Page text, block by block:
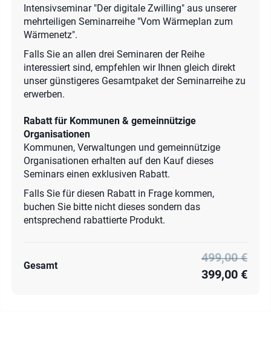
Intensivseminar "Der digitale Zwilling" aus unserer
mehrteiligen Seminarreihe "Vom Wärmeplan zum
Wärmenetz".
Falls Sie an allen drei Seminaren der Reihe
interessiert sind, empfehlen wir Ihnen gleich direkt
unser günstigeres Gesamtpaket der Seminarreihe zu
erwerben.
Rabatt für Kommunen & gemeinnützige
Organisationen
Kommunen, Verwaltungen und gemeinnützige
Organisationen erhalten auf den Kauf dieses
Seminars einen exklusiven Rabatt.
Falls Sie für diesen Rabatt in Frage kommen,
buchen Sie bitte nicht dieses sondern das
entsprechend rabattierte Produkt.
Gesamt
499,00 €
399,00 €